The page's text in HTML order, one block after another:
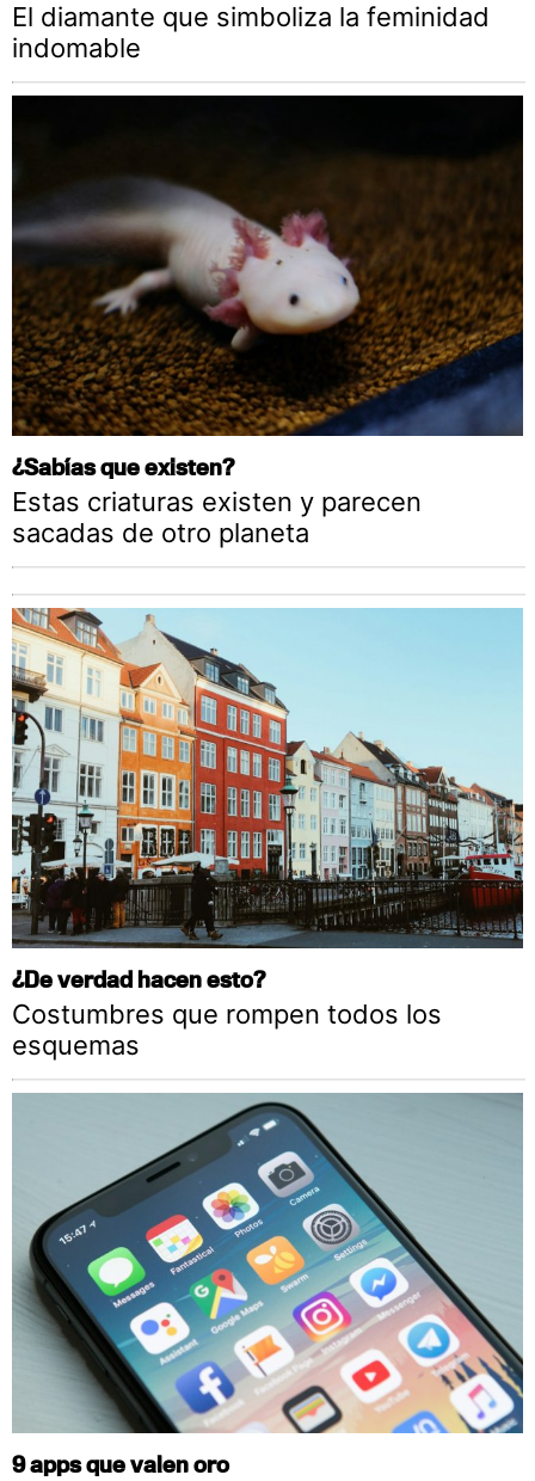
El diamante que simboliza la feminidad
indomable
¿Sabías que existen?
Estas criaturas existen y parecen
sacadas de otro planeta
¿De verdad hacen esto?
Costumbres que rompen todos los
esquemas
9 apps que valen oro